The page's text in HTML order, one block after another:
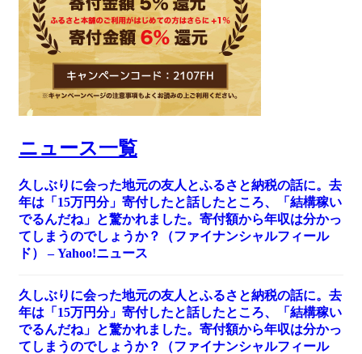
ニュース一覧
久しぶりに会った地元の友人とふるさと納税の話に。去
年は「15万円分」寄付したと話したところ、「結構稼い
でるんだね」と驚かれました。寄付額から年収は分かっ
てしまうのでしょうか？（ファイナンシャルフィール
ド） – Yahoo!ニュース
久しぶりに会った地元の友人とふるさと納税の話に。去
年は「15万円分」寄付したと話したところ、「結構稼い
でるんだね」と驚かれました。寄付額から年収は分かっ
てしまうのでしょうか？（ファイナンシャルフィール